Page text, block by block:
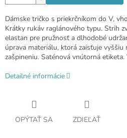
Dámske tričko s priekrčníkom do V,
Krátky rukáv raglánového typu. Strih
elastan pre pružnosť a dlhodobé
úprava materiálu, ktorá zaisťuje
zašpineniu. Saténová vnútorná
Detailné informácie
OPÝTAŤ SA ZDIEĽAŤ